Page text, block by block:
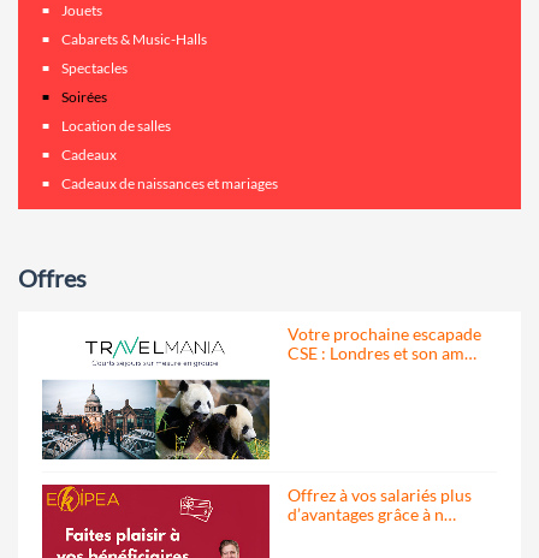
Jouets
Cabarets & Music-Halls
Spectacles
Soirées
Location de salles
Cadeaux
Cadeaux de naissances et mariages
Offres
Votre prochaine escapade
CSE : Londres et son am…
Offrez à vos salariés plus
d’avantages grâce à n…